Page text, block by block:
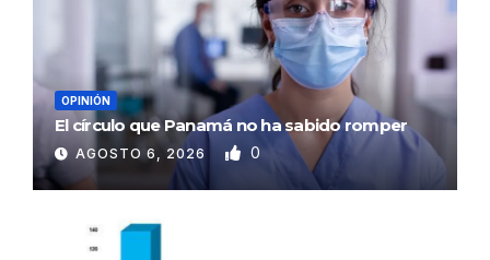
OPINIÓN
El círculo que Panamá no ha sabido romper
AGOSTO 6, 2026 0